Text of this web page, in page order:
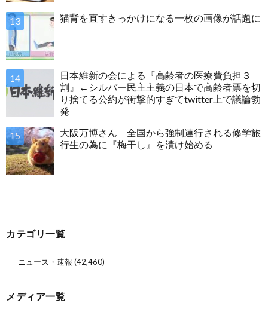
猫背を直すきっかけになる一枚の画像が話題に
日本維新の会による『高齢者の医療費負担３
割』←シルバー民主主義の日本で高齢者票を切
り捨てる公約が衝撃的すぎてtwitter上で議論勃
発
大阪万博さん 全国から強制連行される修学旅
行生の為に『梅干し』を漬け始める
カテゴリ一覧
ニュース・速報 (42,460)
メディア一覧